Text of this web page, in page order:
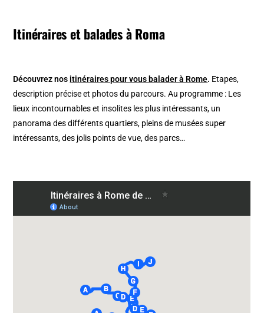
Itinéraires et balades à Roma
Découvrez nos itinéraires pour vous balader à Rome. Etapes,
description précise et photos du parcours. Au programme : Les
lieux incontournables et insolites les plus intéressants, un
panorama des différents quartiers, pleins de musées super
intéressants, des jolis points de vue, des parcs…